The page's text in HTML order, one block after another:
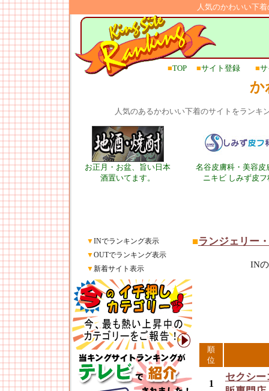
人気のかわいい下
■TOP ■サイト登録 ■
か
人気のあるかわいい下着のサイトをランキ
お正月・お盆、旨い日本
酒置いてます。
名谷皮膚科・美容皮
ニキビ しみず皮フ
▼INでランキング表示
▼OUTでランキング表示
▼新着サイト表示
■ランジェリー
IN
順
位
1
セクシ